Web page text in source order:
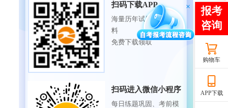
扫码下载APP
海量历年试题、备考资
料
免费下载领取
扫码进入微信小程序
每日练题巩固、考前模
购物车
APP下载